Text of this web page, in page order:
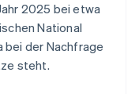
2025 bei etwa
National
bei der Nachfrage
steht.